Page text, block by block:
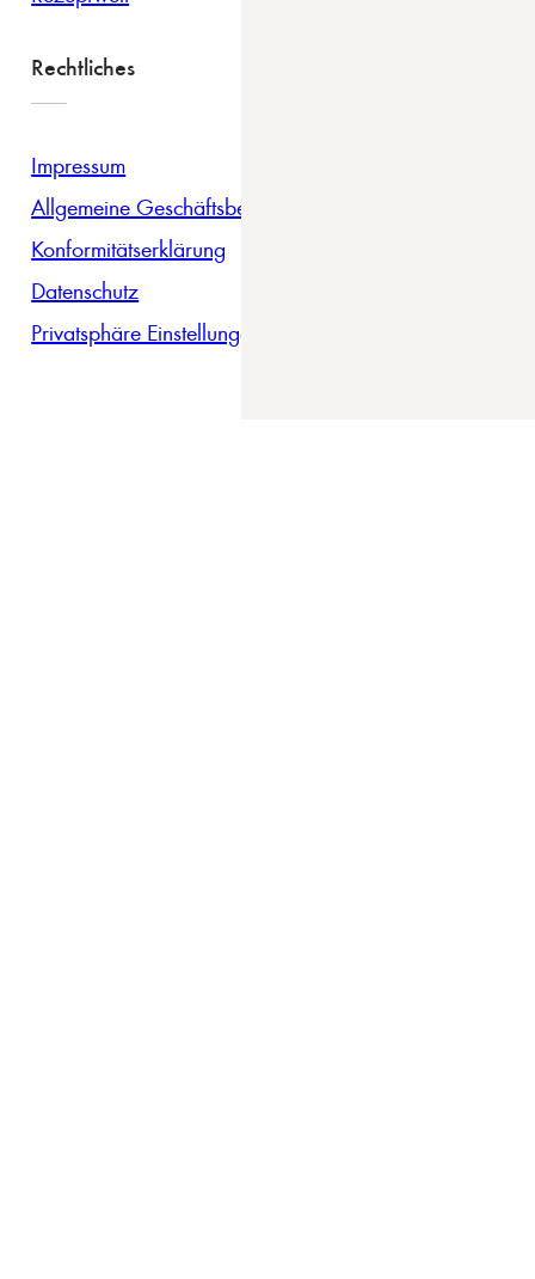
Rechtliches
Impressum
Allgemeine Geschäftsbedingungen
Konformitätserklärung
Datenschutz
Privatsphäre Einstellungen